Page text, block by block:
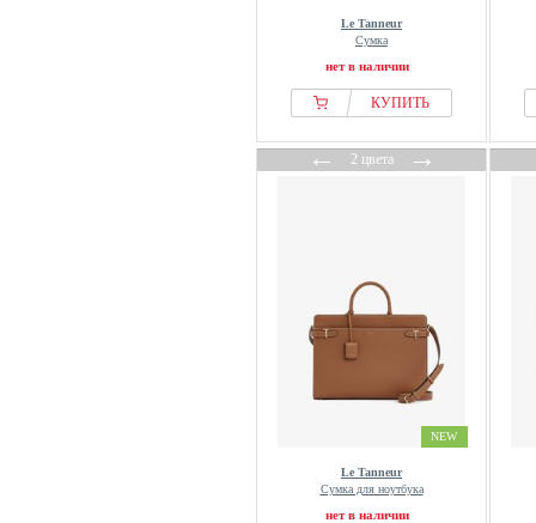
Le Tanneur
Сумка
нет в наличии
КУПИТЬ
←2 цвета→
NEW
Le Tanneur
Сумка для ноутбука
нет в наличии